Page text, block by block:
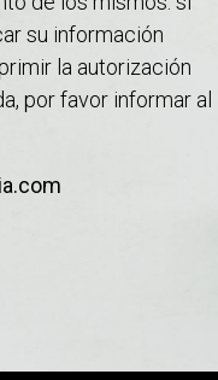
su información
la autorización
por favor informar al